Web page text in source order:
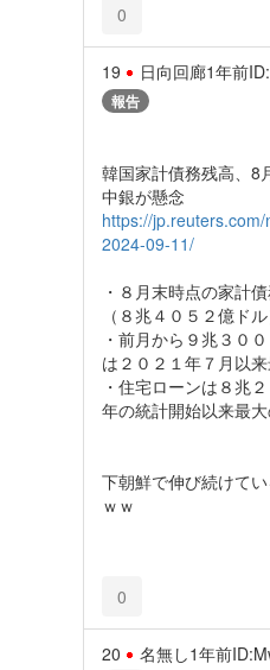
0
19 日向回廊1年前
報告
韓国家計債務残高、
中銀が懸念
https://
2024-09-11/
・８月末時点の家計
（８兆４０５２億ド
・前月から９兆３０
は２０２１年７月以来
・住宅ローンは８兆
年の統計開始以来最
下朝鮮で伸び続けて
ｗｗ
0
20 名無し1年前